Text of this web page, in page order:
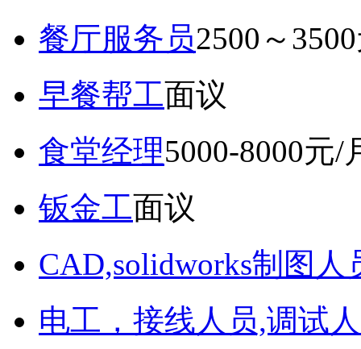
餐厅服务员2500～
早餐帮工面议
食堂经理5000-8000元/
钣金工面议
CAD,solidworks制图人
电工，接线人员,调试